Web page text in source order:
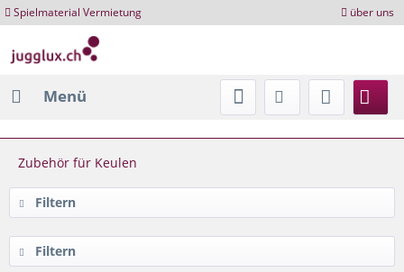
Spielmaterial Vermietung über uns
Menü
Zubehör für Keulen
Filtern
Filtern